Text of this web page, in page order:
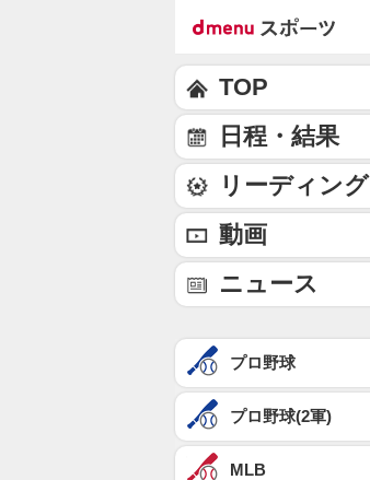
TOP
日程・結果
リーディング
動画
ニュース
プロ野球
プロ野球(2軍)
MLB